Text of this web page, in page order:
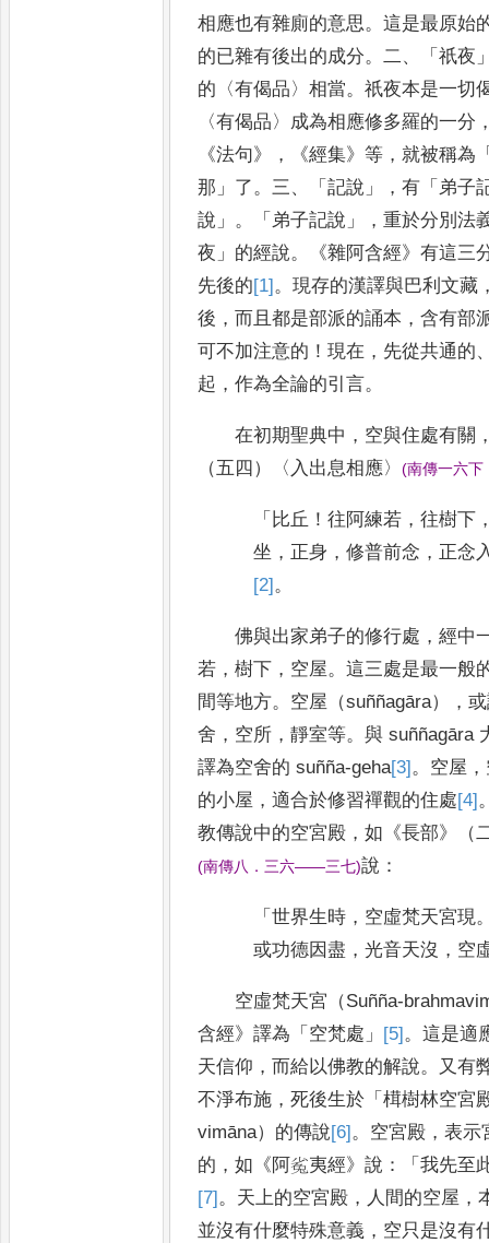
相應也有雜廁的意思。這是最原始
的已雜有後出的成分。二、 「祇夜
的 〈有偈品 〉相當。祇夜本是一切
〈有偈品 〉 成為相 應修多羅的一分
《法句》 ， 《經集》等 ，就被稱為
那 」 了。三、「記說 」，有 「 弟子
說 」。「 弟子記說 」，重於分別法
夜 」 的經說。 《雜阿含經》有這三
先後的[1] 。現存的漢譯與巴利文藏
後 ， 而且都是部派的誦本 ，含有部
可不加注意的 ！現在 ， 先從共通的
起 ，作為全論的引言。
在初期聖典中 ， 空與住處有關
（五四）
〈 入出息相應 〉(南傳一六下
「 比丘 ！往阿練若 ，往樹下
坐 ， 正身 ，修普前念 ， 正念
[2] 。
佛與出家弟子的修行處 ，經中
若 ，樹下 ， 空屋。這三處是最一般
間等地方。 空屋（suññagāra） ，
舍 ， 空所 ，靜室等。與suññagāra
譯為空舍的suñña-geha[3] 。 空屋 ，
的小屋 ，適合於修習禪觀的住處[4]
教傳說中的空宮殿 ，如 《長部》 （
(南傳八 ． 三六——三七)說 ：
「世界生時 ， 空虛梵天宮現
或功德因盡 ，光音天沒 ， 空
空虛梵天宮（Suñña-
含經》譯為 「 空梵處 」 [5] 。這是適
天信仰 ， 而給以佛教的解說。
又有
不淨布施 ，死後生於 「榵樹林空宮
vimāna）的傳說[6] 。 空宮殿 ，表示
的 ，如 《 阿㝹夷經》說 ： 「我先至
[7] 。 天上的空宮殿 ， 人間的空屋 ，
並沒有什麼特殊意義 ， 空只是沒有